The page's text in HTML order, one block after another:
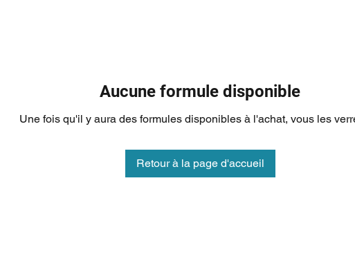
Aucune formule disponible
Une fois qu'il y aura des formules disponibles à l'achat, vous les
Retour à la page d'accueil